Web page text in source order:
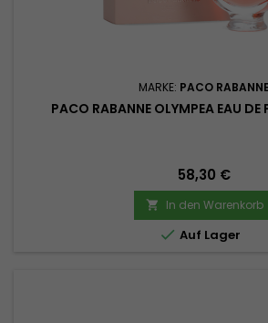
MARKE: PACO RABANNE
PACO RABANNE OLYMPEA EAU
Preis
58,30 €
 In den Warenkorb
 Auf Lager